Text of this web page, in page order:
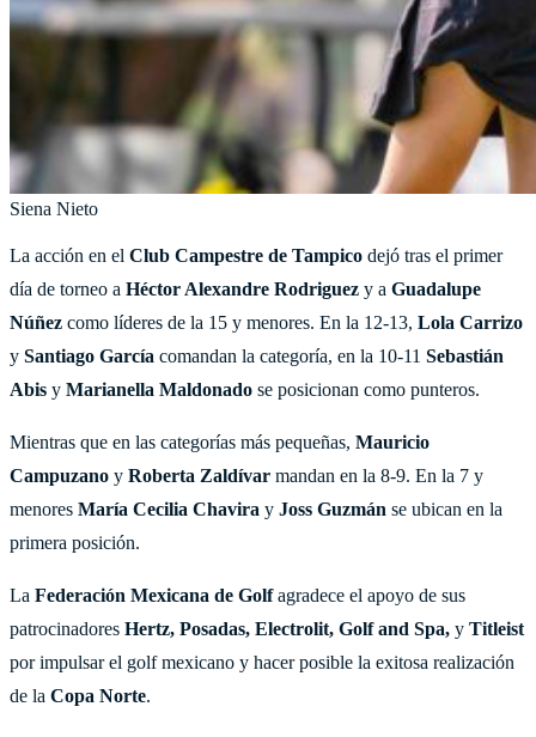
Siena Nieto
La acción en el Club Campestre de Tampico dejó tras el primer
día de torneo a Héctor Alexandre Rodriguez y a Guadalupe
Núñez como líderes de la 15 y menores. En la 12-13, Lola Carrizo
y Santiago García comandan la categoría, en la 10-11 Sebastián
Abis y Marianella Maldonado se posicionan como punteros.
Mientras que en las categorías más pequeñas, Mauricio
Campuzano y Roberta Zaldívar mandan en la 8-9. En la 7 y
menores María Cecilia Chavira y Joss Guzmán se ubican en la
primera posición.
La Federación Mexicana de Golfagradece el apoyo de sus
patrocinadores Hertz, Posadas, Electrolit, Golf and Spa, y Titleist
por impulsar el golf mexicano y hacer posible la exitosa realización
de la Copa Norte.